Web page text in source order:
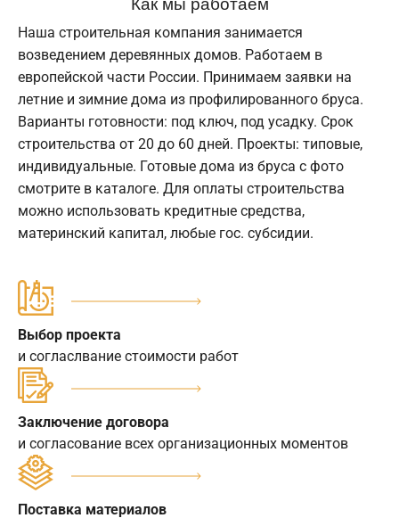
Наша строительная компания занимается
возведением деревянных домов. Работаем в
европейской части России. Принимаем заявки на
летние и зимние дома из профилированного бруса.
Варианты готовности: под ключ, под усадку. Срок
строительства от 20 до 60 дней. Проекты: типовые,
индивидуальные. Готовые дома из бруса с фото
смотрите в каталоге. Для оплаты строительства
можно использовать кредитные средства,
материнский капитал, любые гос. субсидии.
Выбор проекта
и согласлвание стоимости работ
Заключение договора
и согласование всех организационных моментов
Поставка материалов